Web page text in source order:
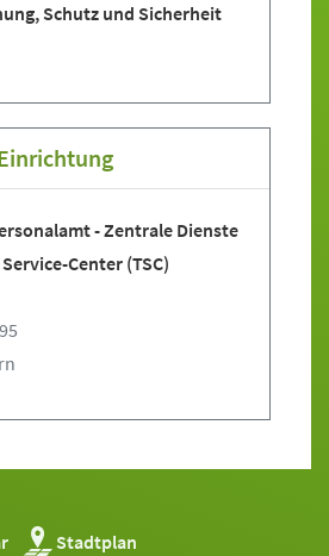
Schutz und Sicherheit
- Zentrale Dienste
Center (TSC)
Stadtplan